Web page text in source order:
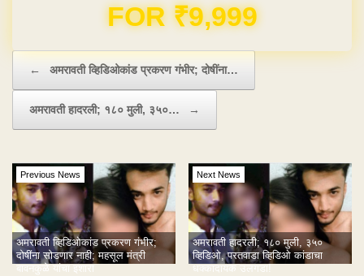
Domain & Hosting FREE for 1 Year
← अमरावती व्हिडिओकांड प्रकरण गंभीर; दोषींना…
अमरावती हादरली; १८० मुली, ३५०… →
Previous News
अमरावती व्हिडिओकांड प्रकरण गंभीर;
दोषींना सोडणार नाही; महसूल मंत्री
बावनकुळे यांचा इशारा
Next News
अमरावती हादरली; १८० मुली, ३५०
व्हिडिओ, परतवाडा व्हिडिओ कांडाचा
धक्कादायक उलगडा!